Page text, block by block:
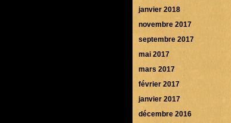
janvier 2018
novembre 2017
septembre 2017
mai 2017
mars 2017
février 2017
janvier 2017
décembre 2016